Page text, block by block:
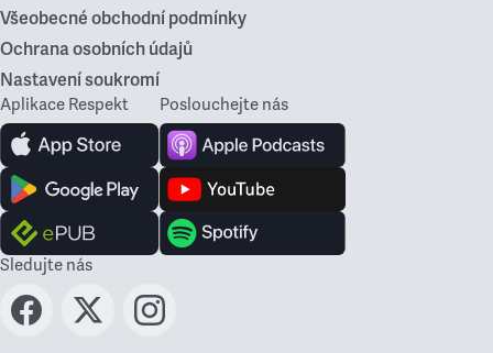
Všeobecné obchodní podmínky
Ochrana osobních údajů
Nastavení soukromí
Aplikace Respekt Poslouchejte nás
Sledujte nás